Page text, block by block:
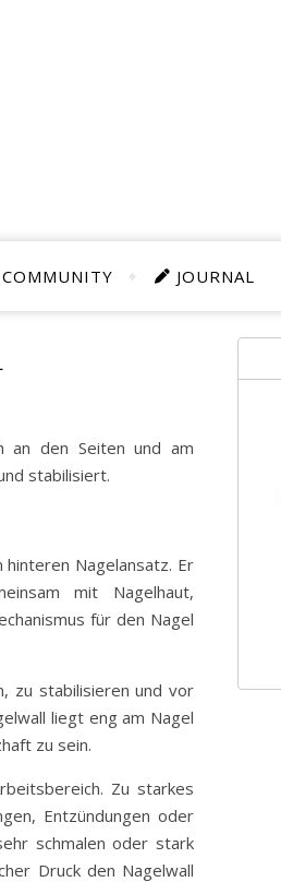
COMMUNITY JOURNAL
an den Seiten und am
stabilisiert.
Nagelansatz. Er
mit Nagelhaut,
für den Nagel
zu stabilisieren und vor
liegt eng am Nagel
zu sein.
Zu starkes
Entzündungen oder
schmalen oder stark
Druck den Nagelwall